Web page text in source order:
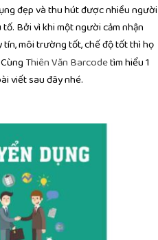
đẹp và thu hút được nhiều người
Bởi vì khi một người cảm nhận
môi trường tốt, chế độ tốt thì họ
Thiên Văn Barcodetìm hiểu 1
viết sau đây nhé.